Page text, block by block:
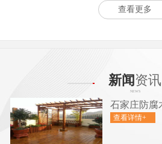
查看更多
新闻资讯
NEWS
石家庄防腐
查看详情+